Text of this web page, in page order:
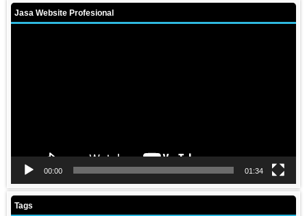
Jasa Website Profesional
00:00 01:34
Tags